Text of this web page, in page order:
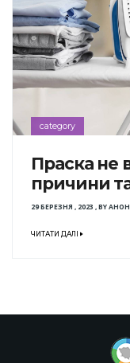
category
Праска не
причини
29 БЕРЕЗНЯ , 2023 ,BY
ЧИТАТИ ДАЛІ